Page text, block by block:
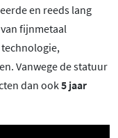
en reeds lang
fijnmetaal
Vanwege de statuur
dan ook5 jaar